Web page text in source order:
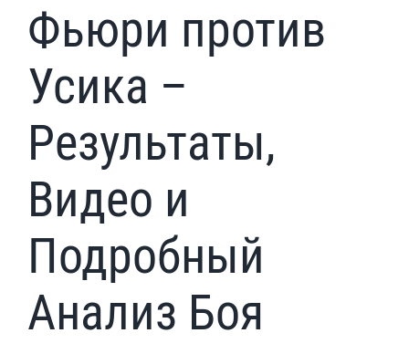
Фьюри против
Усика –
Результаты,
Видео и
Подробный
Анализ Боя